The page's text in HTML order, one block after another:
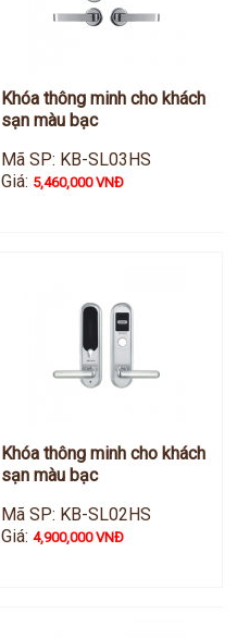
Khóa thông minh cho khách
sạn màu bạc
Mã SP: KB-SL03HS
Giá: 5,460,000 VNĐ
Khóa thông minh cho khách
sạn màu bạc
Mã SP: KB-SL02HS
Giá: 4,900,000 VNĐ